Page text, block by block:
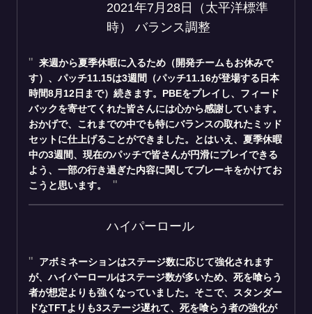
2021年7月28日（太平洋標準
時） バランス調整
来週から夏季休暇に入るため（開発チームもお休みで
す）、パッチ11.15は3週間（パッチ11.16が登場する日本
時間8月12日まで）続きます。PBEをプレイし、フィード
バックを寄せてくれた皆さんには心から感謝しています。
おかげで、これまでの中でも特にバランスの取れたミッド
セットに仕上げることができました。とはいえ、夏季休暇
中の3週間、現在のパッチで皆さんが円滑にプレイできる
よう、一部の行き過ぎた内容に関してブレーキをかけてお
こうと思います。
ハイパーロール
アボミネーションはステージ数に応じて強化されます
が、ハイパーロールはステージ数が多いため、死を喰らう
者が想定よりも強くなっていました。そこで、スタンダー
ドなTFTよりも3ステージ遅れて、死を喰らう者の強化が